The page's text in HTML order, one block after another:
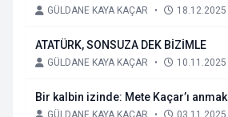
GÜLDANE KAYA KAÇAR • 18.12.2025
ATATÜRK, SONSUZA DEK BİZİMLE
GÜLDANE KAYA KAÇAR • 10.11.2025
Bir kalbin izinde: Mete Kaçar’ı anmak
GÜLDANE KAYA KAÇAR • 03.11.2025